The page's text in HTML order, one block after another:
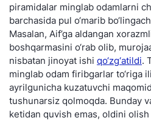
piramidalar minglab odamlarni
barchasida pul o‘marib
Masalan, Aif’ga aldangan
boshqarmasini o‘rab olib,
nisbatan jinoyat ishi qo‘zg‘atildi.
minglab odam firibgarlar to‘riga
ayrilgunicha kuzatuvchi
tushunarsiz qolmoqda. Bunday
ketidan quvish emas, oldini